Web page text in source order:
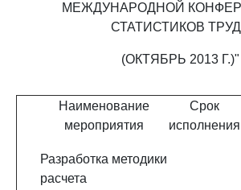
МЕЖДУНАРОДНОЙ
СТАТИСТИКОВ
(ОКТЯБРЬ 2013 Г.)"
Наименование
мероприятия
Срок
исполнения
Разработка методики
расчета